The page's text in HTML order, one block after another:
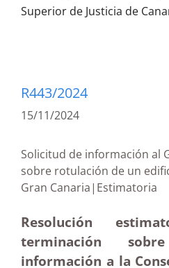
Superior de Justicia de
R443/2024
15/11/2024
Solicitud de información al
sobre rotulación de un
Gran
Resolución
terminación
información a la